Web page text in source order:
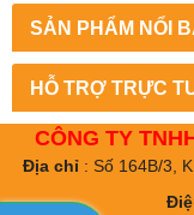
SẢN PHẨM NỔI
HỖ TRỢ TRỰC
CÔNG TY
Địa chỉ: Số 164B/3,